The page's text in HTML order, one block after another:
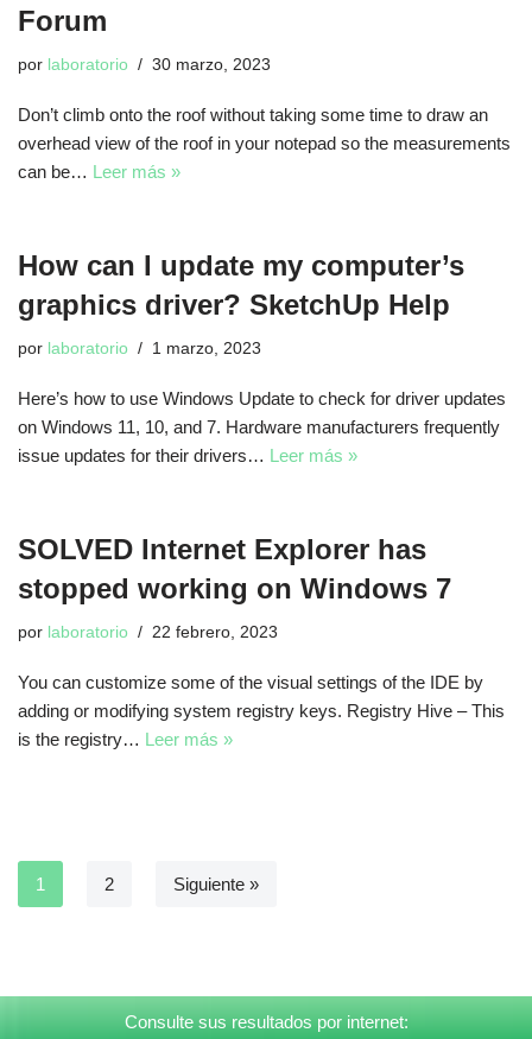
Forum
por laboratorio 30 marzo, 2023
Don’t climb onto the roof without taking some time to draw an
overhead view of the roof in your notepad so the measurements
can be… Leer más »
How can I update my computer’s
graphics driver? SketchUp Help
por laboratorio 1 marzo, 2023
Here’s how to use Windows Update to check for driver updates
on Windows 11, 10, and 7. Hardware manufacturers frequently
issue updates for their drivers… Leer más »
SOLVED Internet Explorer has
stopped working on Windows 7
por laboratorio 22 febrero, 2023
You can customize some of the visual settings of the IDE by
adding or modifying system registry keys. Registry Hive – This
is the registry… Leer más »
1 2 Siguiente »
Consulte sus resultados por internet: